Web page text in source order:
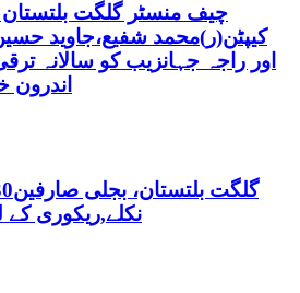
چیف منسٹر گلگت بلتستان
کیپٹن(ر)محمد شفیع،جاوید
اور راجہ جہانزیب کو سالانہ
اندرون
نکلے,ریکوری کے